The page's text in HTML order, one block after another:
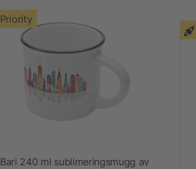
Priority
Bari 240 ml sublimeringsmugg av